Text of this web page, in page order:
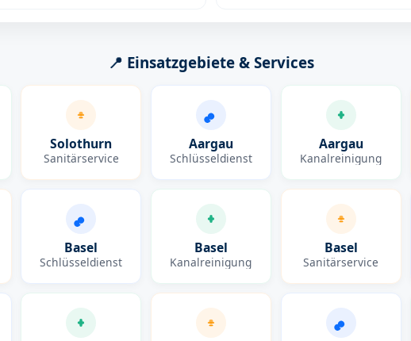
📍 Einsatzgebiete & Services
Solothurn
Sanitärservice
Aargau
Schlüsseldienst
Aargau
Kanalreinigung
Basel
Schlüsseldienst
Basel
Kanalreinigung
Basel
Sanitärservice